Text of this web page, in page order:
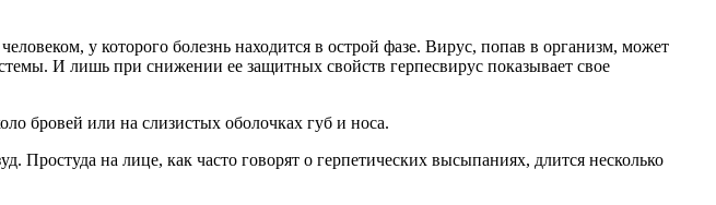
у которого болезнь находится в острой фазе. Вирус, попав в организм, может
И лишь при снижении ее защитных свойств герпесвирус показывает свое
бровей или на слизистых оболочках губ и носа.
на лице, как часто говорят о герпетических высыпаниях, длится несколько